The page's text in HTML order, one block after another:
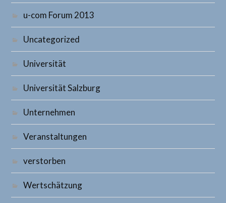
u-com Forum 2013
Uncategorized
Universität
Universität Salzburg
Unternehmen
Veranstaltungen
verstorben
Wertschätzung